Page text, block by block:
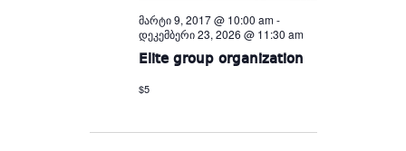
მარტი 9, 2017 @ 10:00 am-
დეკემბერი 23, 2026 @ 11:30 am
Elite group organization
$5